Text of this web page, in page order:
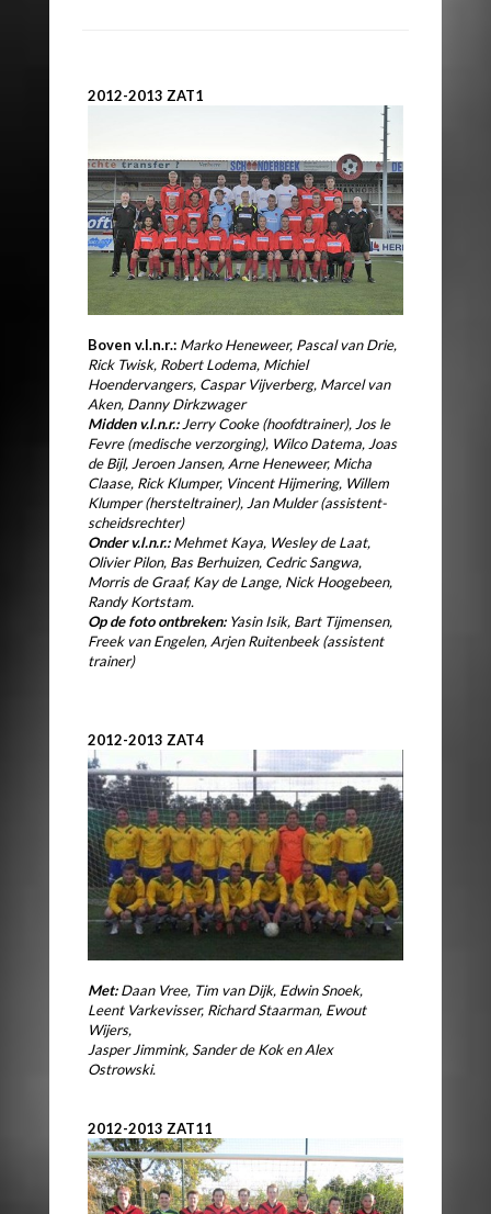
2012-2013 ZAT1
Boven v.l.n.r.: Marko Heneweer, Pascal van Drie,
Rick Twisk, Robert Lodema, Michiel
Hoendervangers, Caspar Vijverberg, Marcel van
Aken, Danny Dirkzwager
Midden v.l.n.r.: Jerry Cooke (hoofdtrainer), Jos le
Fevre (medische verzorging), Wilco Datema, Joas
de Bijl, Jeroen Jansen, Arne Heneweer, Micha
Claase, Rick Klumper, Vincent Hijmering, Willem
Klumper (hersteltrainer), Jan Mulder (assistent-
scheidsrechter)
Onder v.l.n.r.:Mehmet Kaya, Wesley de Laat,
Olivier Pilon, Bas Berhuizen, Cedric Sangwa,
Morris de Graaf, Kay de Lange, Nick Hoogebeen,
Randy Kortstam.
Op de foto ontbreken: Yasin Isik, Bart Tijmensen,
Freek van Engelen, Arjen Ruitenbeek (assistent
trainer)
2012-2013 ZAT4
Met:Daan Vree, Tim van Dijk, Edwin Snoek,
Leent Varkevisser, Richard Staarman, Ewout
Wijers,
Jasper Jimmink,Sander de KokenAlex
Ostrowski.
2012-2013 ZAT11